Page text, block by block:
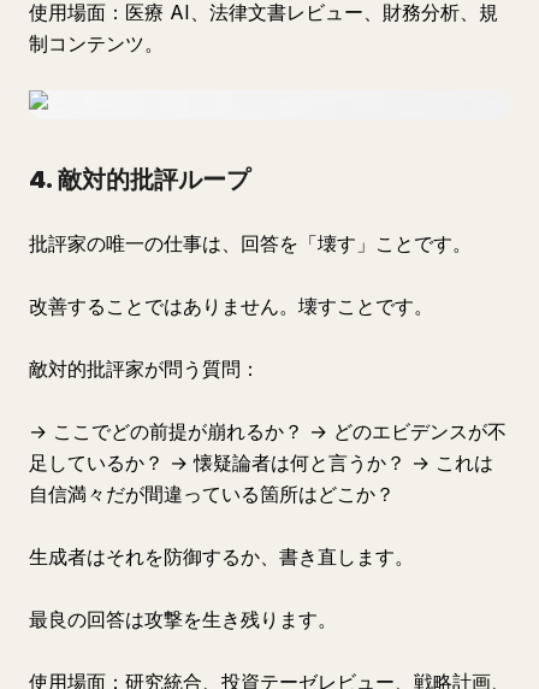
使用場面：医療 AI、法律文書レビュー、財務分析、規
制コンテンツ。
4. 敵対的批評ループ
批評家の唯一の仕事は、回答を「壊す」ことです。
改善することではありません。壊すことです。
敵対的批評家が問う質問：
→ ここでどの前提が崩れるか？ → どのエビデンスが不
足しているか？ → 懐疑論者は何と言うか？ → これは
自信満々だが間違っている箇所はどこか？
生成者はそれを防御するか、書き直します。
最良の回答は攻撃を生き残ります。
使用場面：研究統合、投資テーゼレビュー、戦略計画、